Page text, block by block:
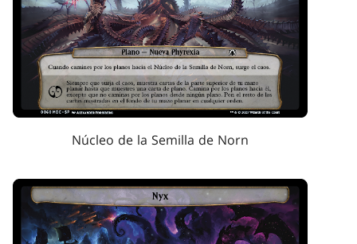
Núcleo de la Semilla de Norn